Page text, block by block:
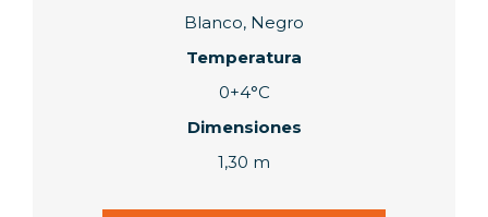
Blanco, Negro
Temperatura
0+4°C
Dimensiones
1,30 m